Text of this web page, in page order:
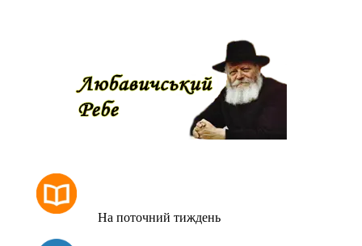
На поточний тиждень